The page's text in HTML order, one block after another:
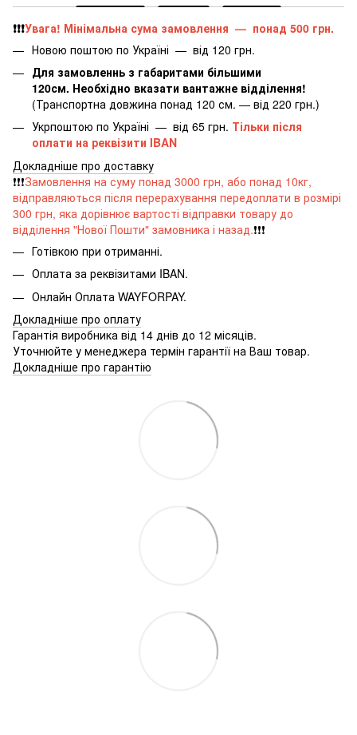
❗️❗️❗️Увага! Мінімальна сума замовлення — понад 500 грн.
Новою поштою по Україні — від 120 грн.
Для замовленнь з габаритами більшими
120см. Необхідно вказати вантажне відділення!
(Транспортна довжина понад 120 см. — від 220 грн.)
Укрпоштою по Україні — від 65 грн. Тільки після
оплати на реквізити IBAN
Докладніше про доставку
❗️❗️❗️Замовлення на суму понад 3000 грн, або понад 10кг,
відправляються після перерахування передоплати в розмірі
300 грн, яка дорівнює вартості відправки товару до
відділення "Нової Пошти" замовника і назад.❗️❗️❗️
Готівкою при отриманні.
Оплата за реквізитами IBAN.
Онлайн Оплата WAYFORPAY.
Докладніше про оплату
Гарантія виробника від 14 днів до 12 місяців.
Уточнюйте у менеджера термін гарантії на Ваш товар.
Докладніше про гарантію